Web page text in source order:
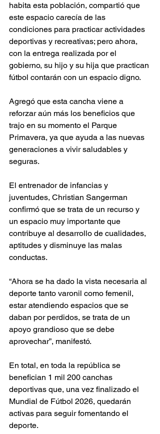
habita esta población, compartió que
este espacio carecía de las
condiciones para practicar actividades
deportivas y recreativas; pero ahora,
con la entrega realizada por el
gobierno, su hijo y su hija que practican
fútbol contarán con un espacio digno.
Agregó que esta cancha viene a
reforzar aún más los beneficios que
trajo en su momento el Parque
Primavera, ya que ayuda a las nuevas
generaciones a vivir saludables y
seguras.
El entrenador de infancias y
juventudes, Christian Sangerman
confirmó que se trata de un recurso y
un espacio muy importante que
contribuye al desarrollo de cualidades,
aptitudes y disminuye las malas
conductas.
“Ahora se ha dado la vista necesaria al
deporte tanto varonil como femenil,
estar atendiendo espacios que se
daban por perdidos, se trata de un
apoyo grandioso que se debe
aprovechar”, manifestó.
En total, en toda la república se
benefician 1 mil 200 canchas
deportivas que, una vez finalizado el
Mundial de Fútbol 2026, quedarán
activas para seguir fomentando el
deporte.